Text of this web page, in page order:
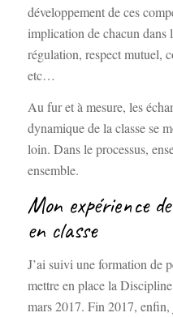
développement de ces
implication de chacun dans
régulation, respect mutuel,
etc…
Au fur et à mesure, les
dynamique de la classe se
loin. Dans le processus,
ensemble.
Mon expérience
en classe
J’ai suivi une formation de
mettre en place la
mars 2017. Fin 2017, enfin,